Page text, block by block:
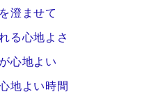
澄ませて
る心地よさ
心地よい
地よい時間